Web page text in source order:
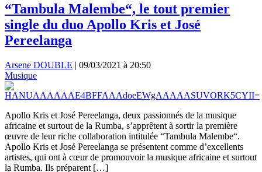
“Tambula Malembe“, le tout premier
single du duo Apollo Kris et José
Pereelanga
Arsene DOUBLE | 09/03/2021 à 20:50
Musique
Apollo Kris et José Pereelanga, deux passionnés de la musique
africaine et surtout de la Rumba, s’apprêtent à sortir la première
œuvre de leur riche collaboration intitulée “Tambula Malembe“.
Apollo Kris et José Pereelanga se présentent comme d’excellents
artistes, qui ont à cœur de promouvoir la musique africaine et surtout
la Rumba. Ils préparent […]